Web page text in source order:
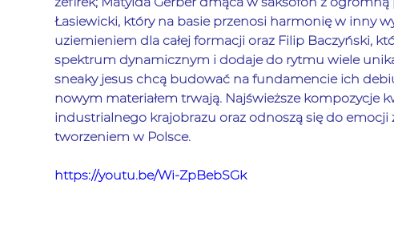
Łasiewicki, który na basie przenosi harmonię w inny
uziemieniem dla całej formacji oraz Filip Baczyński,
spektrum dynamicznym i dodaje do rytmu wiele
sneaky jesus chcą budować na fundamencie ich
nowym materiałem trwają. Najświeższe kompozycje
industrialnego krajobrazu oraz odnoszą się do
tworzeniem w Polsce.
https://youtu.be/Wi-ZpBebSGk